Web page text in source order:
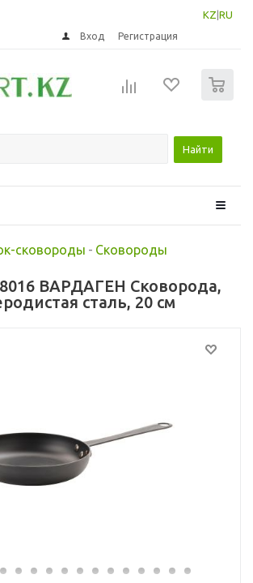
KZ RU
Вход Регистрация
Найти
сковороды - Сковороды
ВАРДАГЕН Сковорода,
сталь, 20 см